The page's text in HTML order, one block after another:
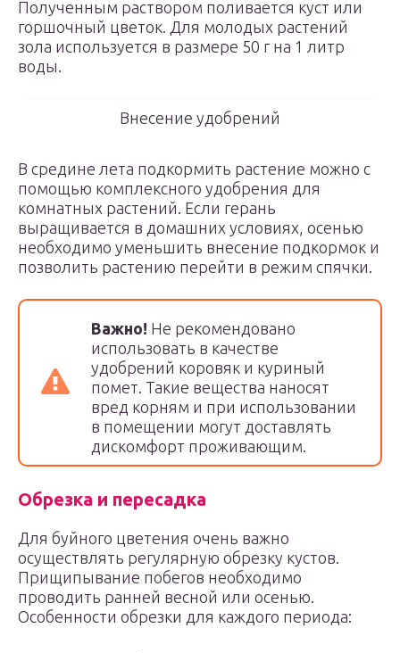
Полученным раствором поливается куст или
горшочный цветок. Для молодых растений
зола используется в размере 50 г на 1 литр
воды.
Внесение удобрений
В средине лета подкормить растение можно с
помощью комплексного удобрения для
комнатных растений. Если герань
выращивается в домашних условиях, осенью
необходимо уменьшить внесение подкормок и
позволить растению перейти в режим спячки.
Важно! Не рекомендовано
использовать в качестве
удобрений коровяк и куриный
помет. Такие вещества наносят
вред корням и при использовании
в помещении могут доставлять
дискомфорт проживающим.
Обрезка и пересадка
Для буйного цветения очень важно
осуществлять регулярную обрезку кустов.
Прищипывание побегов необходимо
проводить ранней весной или осенью.
Особенности обрезки для каждого периода: